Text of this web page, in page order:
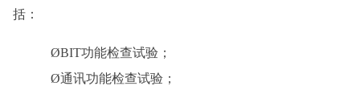
括：
ØBIT功能检查试验；
Ø通讯功能检查试验；